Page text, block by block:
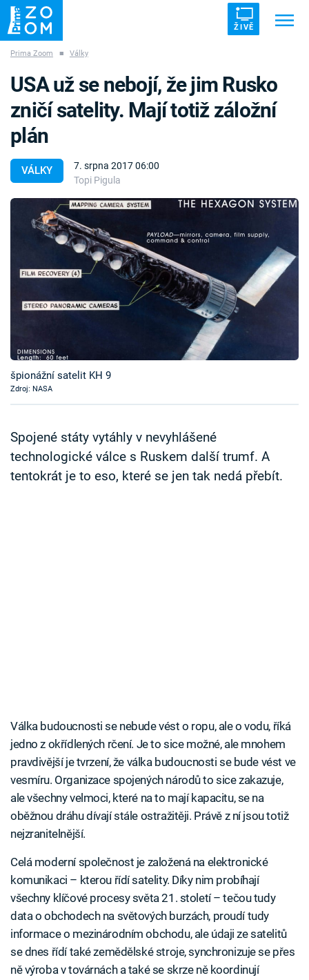
ŽIVĚ
ZÁHADY VETŘELCI DÁVNOVĚKU
Témata
Témata
Sledujte prima+
Sledujte nás
Prima Zoom ■ Války
VÁLKY
7. srpna 2017 06:00
Topi Pigula
USA už se nebojí, že jim Rusko
zničí satelity. Mají totiž záložní
plán
špionážní satelit KH 9
Zdroj: NASA
Spojené státy vytáhly v nevyhlášené
technologické válce s Ruskem další trumf. A
tentokrát je to eso, které se jen tak nedá přebít.
Válka budoucnosti se nebude vést o ropu, ale o vodu, říká
jedno z okřídlených rčení. Je to sice možné, ale mnohem
pravdivější je tvrzení, že válka budoucnosti se bude vést ve
vesmíru. Organizace spojených národů to sice zakazuje,
ale všechny velmoci, které na to mají kapacitu, se na
oběžnou dráhu dívají stále ostražitěji. Právě z ní jsou totiž
nejzranitelnější.
Celá moderní společnost je založená na elektronické
komunikaci – kterou řídí satelity. Díky nim probíhají
všechny klíčové procesy světa 21. století – tečou tudy
data o obchodech na světových burzách, proudí tudy
informace o mezinárodním obchodu, ale údaji ze satelitů
se dnes řídí také zemědělské stroje, synchronizuje se přes
ně výroba v továrnách a také se skrze ně koordinují